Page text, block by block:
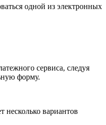
одной из электронных
сервиса, следуя
форму.
несколько вариантов